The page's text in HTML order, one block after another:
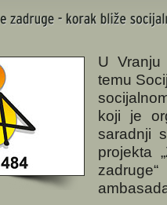
U
temu
koji je
saradnji
projekta